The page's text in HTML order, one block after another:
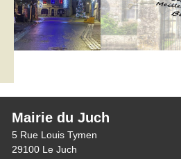
Mairie du Juch
5 Rue Louis Tymen
29100 Le Juch